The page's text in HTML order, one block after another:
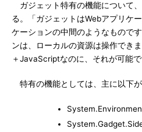
ガジェット特有の機能について
る。「ガジェットはWebアプリケ
ケーションの中間のようなもので
ンは、ローカルの資源は操作でき
＋JavaScriptなのに、それが可能で
特有の機能としては、主に以下が